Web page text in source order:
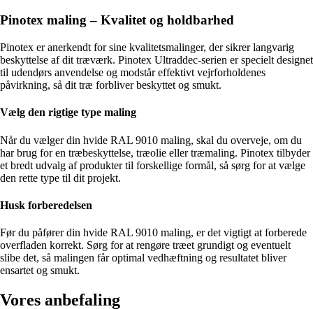
Pinotex maling – Kvalitet og holdbarhed
Pinotex er anerkendt for sine kvalitetsmalinger, der sikrer langvarig
beskyttelse af dit træværk. Pinotex Ultraddec-serien er specielt designet
til udendørs anvendelse og modstår effektivt vejrforholdenes
påvirkning, så dit træ forbliver beskyttet og smukt.
Vælg den rigtige type maling
Når du vælger din hvide RAL 9010 maling, skal du overveje, om du
har brug for en træbeskyttelse, træolie eller træmaling. Pinotex tilbyder
et bredt udvalg af produkter til forskellige formål, så sørg for at vælge
den rette type til dit projekt.
Husk forberedelsen
Før du påfører din hvide RAL 9010 maling, er det vigtigt at forberede
overfladen korrekt. Sørg for at rengøre træet grundigt og eventuelt
slibe det, så malingen får optimal vedhæftning og resultatet bliver
ensartet og smukt.
Vores anbefaling